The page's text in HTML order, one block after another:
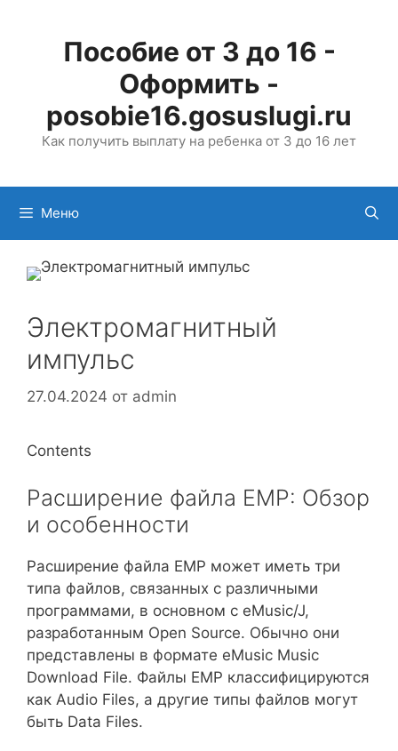
содержимомуПособие от 3 до 16 -
Оформить -
posobie16.gosuslugi.ru
Как получить выплату на ребенка от 3 до 16 лет
Меню
Электромагнитный
импульс
27.04.2024 от admin
Contents
Расширение файла EMP: Обзор
и особенности
Расширение файла EMP может иметь три
типа файлов, связанных с различными
программами, в основном с eMusic/J,
разработанным Open Source. Обычно они
представлены в формате eMusic Music
Download File. Файлы EMP классифицируются
как Audio Files, а другие типы файлов могут
быть Data Files.